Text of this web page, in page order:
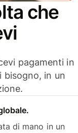
che
pagamenti in
bisogno, in un
di mano in un